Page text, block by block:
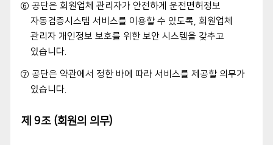
⑥ 공단은 회원업체 관리자가 안전하게 운전면허정보
자동검증시스템 서비스를 이용할 수 있도록, 회원업체
관리자 개인정보 보호를 위한 보안 시스템을 갖추고
있습니다.
⑦ 공단은 약관에서 정한 바에 따라 서비스를 제공할 의무가
있습니다.
제 9조 (회원의 의무)